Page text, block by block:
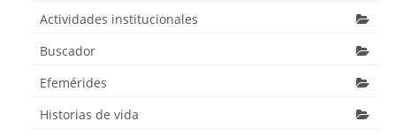
Actividades institucionales
Buscador
Efemérides
Historias de vida